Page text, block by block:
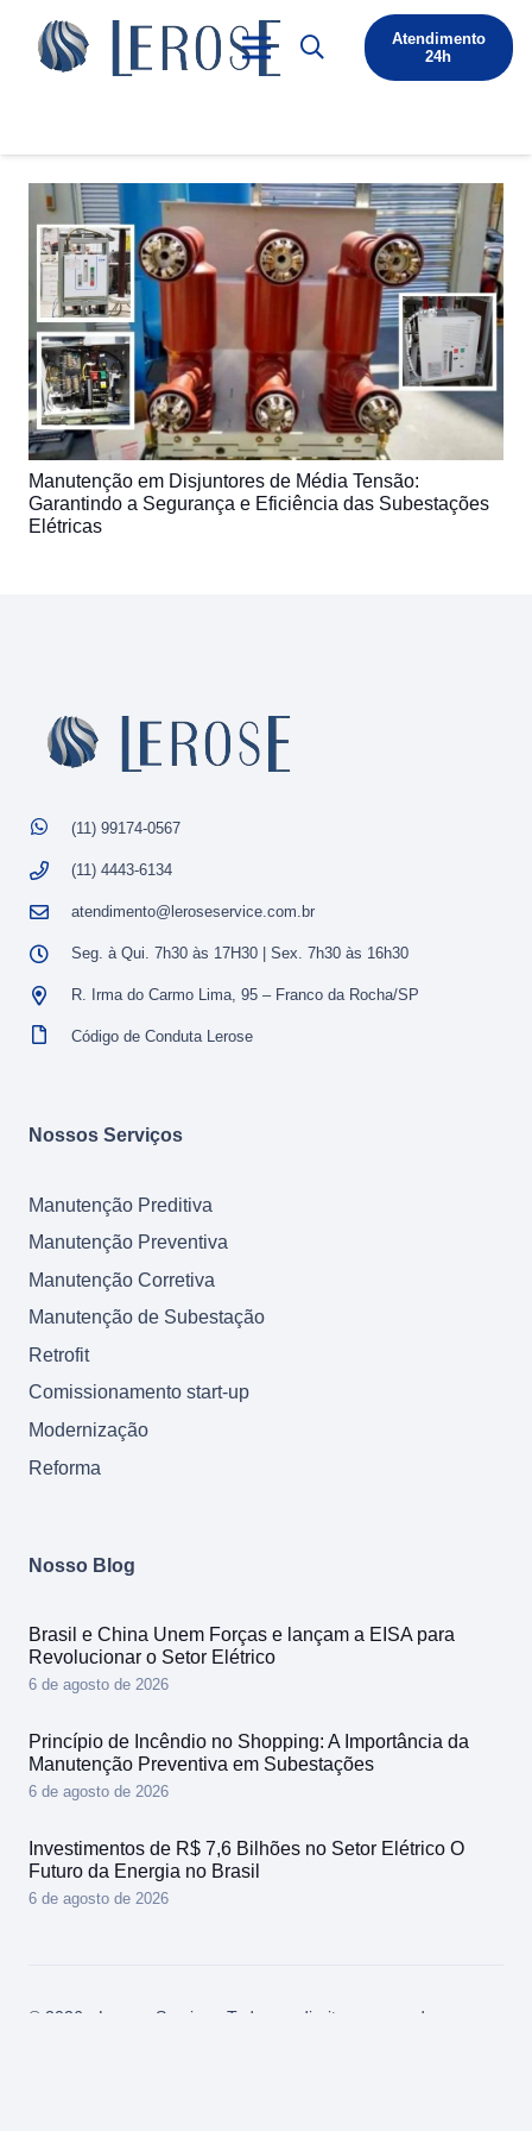
Atendimento
24h
Manutenção em Disjuntores de Média Tensão:
Garantindo a Segurança e Eficiência das Subestações
Elétricas
(11) 99174-0567
(11) 4443-6134
atendimento@leroseservice.com.br
Seg. à Qui. 7h30 às 17H30 | Sex. 7h30 às 16h30
R. Irma do Carmo Lima, 95 – Franco da Rocha/SP
Código de Conduta Lerose
Nossos Serviços
Manutenção Preditiva
Manutenção Preventiva
Manutenção Corretiva
Manutenção de Subestação
Retrofit
Comissionamento start-up
Modernização
Reforma
Nosso Blog
Brasil e China Unem Forças e lançam a EISA para
Revolucionar o Setor Elétrico
6 de agosto de 2026
Princípio de Incêndio no Shopping: A Importância da
Manutenção Preventiva em Subestações
6 de agosto de 2026
Investimentos de R$ 7,6 Bilhões no Setor Elétrico O
Futuro da Energia no Brasil
6 de agosto de 2026
© 2026 - Lerose Service - Todos os direitos reservados